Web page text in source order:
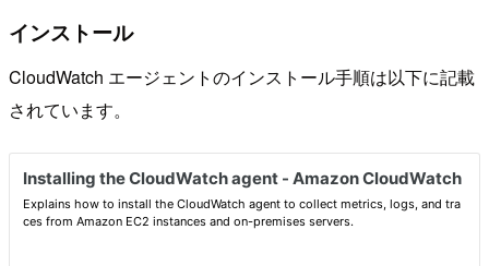
インストール
CloudWatch エージェントのインストール手順は以下に記載
されています。